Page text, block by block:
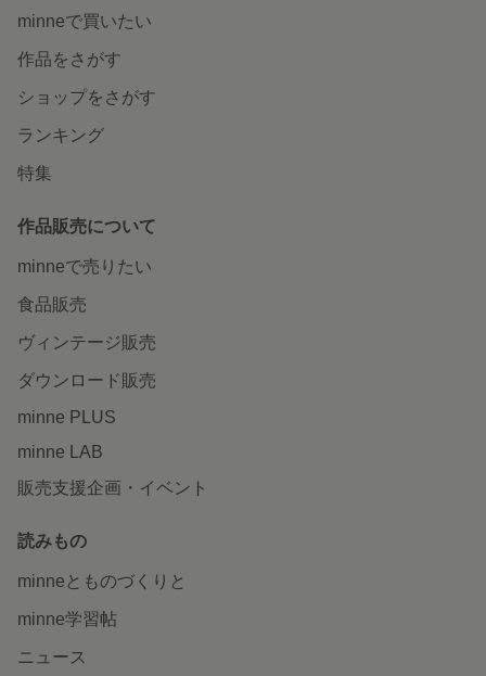
minneで買いたい
作品をさがす
ショップをさがす
ランキング
特集
作品販売について
minneで売りたい
食品販売
ヴィンテージ販売
ダウンロード販売
minne PLUS
minne LAB
販売支援企画・イベント
読みもの
minneとものづくりと
minne学習帖
ニュース